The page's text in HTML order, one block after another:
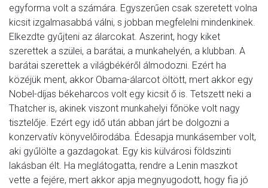
egyforma volt a számára. Egyszerűen csak szeretett volna
kicsit izgalmasabbá válni, s jobban megfelelni mindenkinek.
Elkezdte gyűjteni az álarcokat. Aszerint, hogy kiket
szerettek a szülei, a barátai, a munkahelyén, a klubban. A
barátai szerettek a világbékéről álmodozni. Ezért ha
közéjük ment, akkor Obama-álarcot öltött, mert akkor egy
Nobel-díjas békeharcos volt egy kicsit ő is. Tetszett neki a
Thatcher is, akinek viszont munkahelyi főnöke volt nagy
tisztelője. Ezért egy idő után abban járt be dolgozni a
konzervatív könyvelőirodába. Édesapja munkásember volt,
aki gyűlölte a gazdagokat. Egy kis külvárosi földszinti
lakásban élt. Ha meglátogatta, rendre a Lenin maszkot
vette a fejére, mert akkor apja megnyugodott, hogy fia jó